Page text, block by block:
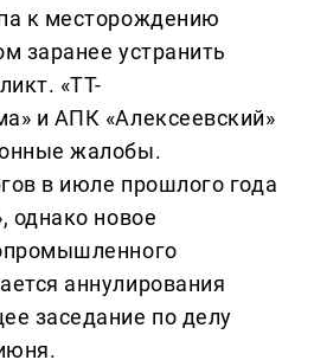
к месторождению
заранее устранить
«ТТ-
и АПК «Алексеевский»
жалобы.
в июле прошлого года
однако новое
аннулирования
заседание по делу